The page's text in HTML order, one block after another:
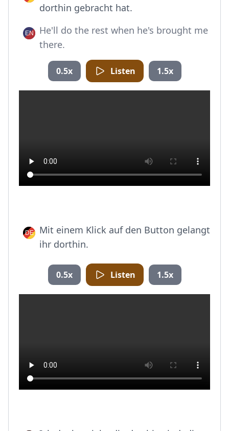
dorthin gebracht hat.
He'll do the rest when he's brought me
there.
0.5x Listen 1.5x
Mit einem Klick auf den Button gelangt
ihr dorthin.
0.5x Listen 1.5x